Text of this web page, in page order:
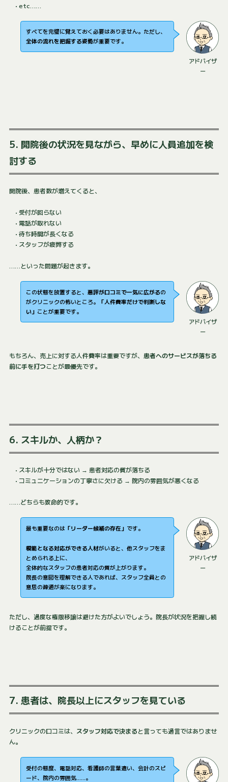
• etc……
アドバイザ
ー
すべてを完璧に覚えておく必要はありません。ただし、
全体の流れを把握する姿勢が重要です。
5. 開院後の状況を見ながら、早めに人員追加を検
討する
開院後、患者数が増えてくると、
• 受付が回らない
• 電話が取れない
• 待ち時間が長くなる
• スタッフが疲弊する
……といった問題が起きます。
アドバイザ
ー
この状態を放置すると、悪評が口コミで一気に広がるの
がクリニックの怖いところ。
「人件費率だけで判断しな
い」 ことが重要です。
もちろん、売上に対する人件費率は重要ですが、 患者へのサービスが落ちる
前に手を打つことが最優先です。
6. スキルか、人柄か？
• スキルが十分ではない → 患者対応の質が落ちる
• コミュニケーションの丁寧さに欠ける → 院内の雰囲気が悪くなる
……どちらも致命的です。
アドバイザ
ー
最も重要なのは 「リーダー候補の存在」 です。
模範となる対応ができる人材がいると、他スタッフをま
とめられる上に、
全体的なスタッフの患者対応の質が上がります。
院長の意図を理解できる人であれば、スタッフ全員との
意思の疎通が楽になります。
ただし、過度な権限移譲は避けた方がよいでしょう。院長が状況を把握し続
けることが前提です。
7. 患者は、院長以上にスタッフを見ている
クリニックの口コミは、 スタッフ対応で決まると言っても過言ではありませ
ん。
受付の態度、電話対応、看護師の言葉遣い、会計のスピ
ード、院内の雰囲気……。